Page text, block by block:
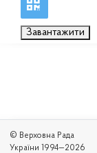
Завантажити
© Верховна Рада
України 1994—2026